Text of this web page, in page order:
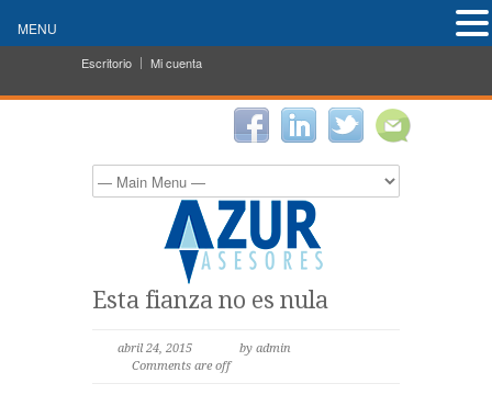
Escritorio Mi cuenta
Esta fianza no es nula
abril 24, 2015
by admin
Comments are off
MENU